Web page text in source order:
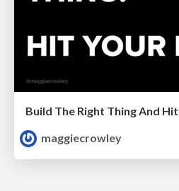
Build The Right Thing And
maggiecrowley